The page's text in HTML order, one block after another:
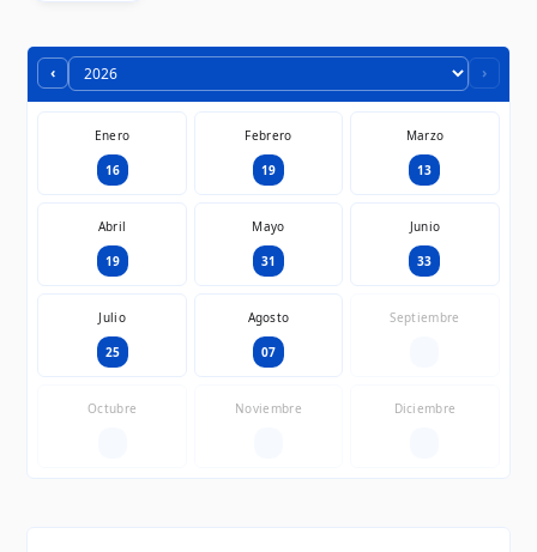
‹ ›
Enero
16
Febrero
19
Marzo
13
Abril
19
Mayo
31
Junio
33
Julio
25
Agosto
07
Septiembre
Octubre Noviembre Diciembre